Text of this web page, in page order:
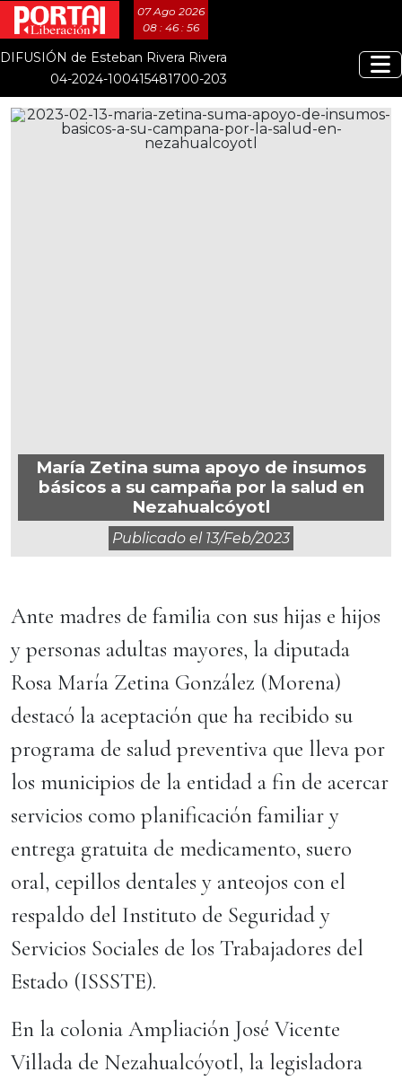
07 Ago 2026
08 : 46 : 56
DIFUSIÓN de Esteban Rivera Rivera
04-2024-100415481700-203
María Zetina suma apoyo de insumos
básicos a su campaña por la salud en
Nezahualcóyotl
Publicado el 13/feb/2023
Ante madres de familia con sus hijas e hijos
y personas adultas mayores, la diputada
Rosa María Zetina González (Morena)
destacó la aceptación que ha recibido su
programa de salud preventiva que lleva por
los municipios de la entidad a fin de acercar
servicios como planificación familiar y
entrega gratuita de medicamento, suero
oral, cepillos dentales y anteojos con el
respaldo del Instituto de Seguridad y
Servicios Sociales de los Trabajadores del
Estado (ISSSTE).
En la colonia Ampliación José Vicente
Villada de Nezahualcóyotl, la legisladora